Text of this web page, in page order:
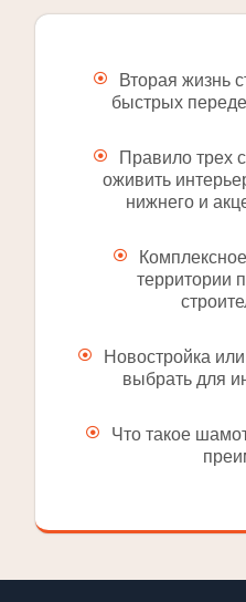
Вторая жизнь
быстрых
Правило трех
оживить
нижнего и
территории
Новостройка
выбрать для
Что такое